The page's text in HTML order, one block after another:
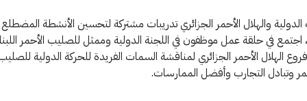
الدولية والهلال الأحمر الجزائري تدريبات مشتركة لتحسين الأنشطة
الهلال الأحمر الجزائري لمناقشة السمات الفريدة للحركة الدولية
وتبادل التجارب وأفضل الممارسات.